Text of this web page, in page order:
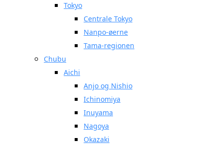
Tokyo
Centrale Tokyo
Nanpo-øerne
Tama-regionen
Chubu
Aichi
Anjo og Nishio
Ichinomiya
Inuyama
Nagoya
Okazaki